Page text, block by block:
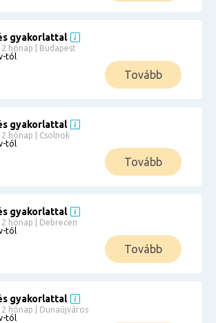
gyakorlattal
hónap | Budapest
tól
Tovább
gyakorlattal
hónap | Csolnok
tól
Tovább
gyakorlattal
hónap | Debrecen
tól
Tovább
gyakorlattal
hónap | Dunaújváros
tól